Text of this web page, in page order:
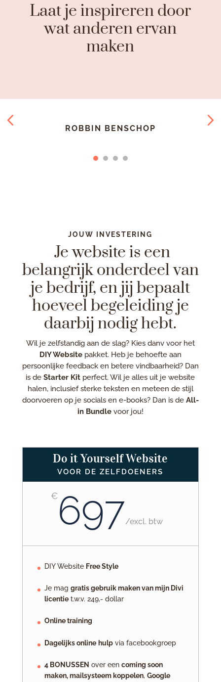
Laat je inspireren door
wat anderen ervan
maken
ROBBIN BENSCHOP
JOUW INVESTERING
Je website is een
belangrijk onderdeel van
je bedrijf, en jij bepaalt
hoeveel begeleiding je
daarbij nodig hebt.
Wil je zelfstandig aan de slag? Kies danv voor het
DIY Websitepakket. Heb je behoefte aan
persoonlijke feedback en betere vindbaarheid? Dan
is deStarter Kit perfect. Wil je alles uit je website
halen, inclusief sterke teksten en meteen de stijl
doorvoeren op je socials en e-books? Dan is de All-
in Bundle voor jou!
Do it Yourself Website
VOOR DE ZELFDOENERS
€ 697/excl. btw
DIY Website Free Style
Je mag gratis gebruik maken van mijn Divi
licentiet.w.v. 249,- dollar
Online training
Dagelijks online hulpvia facebookgroep
4 BONUSSEN over een coming soon
maken, mailsysteem koppelen, Google